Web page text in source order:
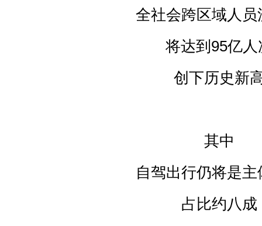
全社会跨区域人员
将达到95亿人
创下历史新
其中
自驾出行仍将是主
占比约八成